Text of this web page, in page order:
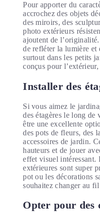
Pour apporter du
accrochez des objets
des miroirs, des
photo extérieurs
ajoutent de
de refléter la lumière et
surtout dans les petits
conçus pour
Installer des
Si vous aimez le
des étagères le long
être une excellente
des pots de fleurs, des
accessoires de jardin.
hauteurs et de jouer
effet visuel intéressant.
extérieures sont super
pot ou les décorations
souhaitez changer au
Opter pour des